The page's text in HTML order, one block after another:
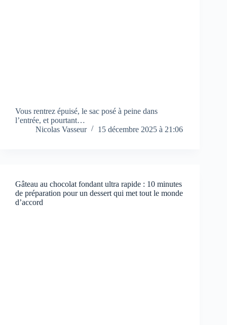
Vous rentrez épuisé, le sac posé à peine dans
l’entrée, et pourtant…
Nicolas Vasseur
15 décembre 2025 à 21:06
Gâteau au chocolat fondant ultra rapide : 10 minutes
de préparation pour un dessert qui met tout le monde
d’accord